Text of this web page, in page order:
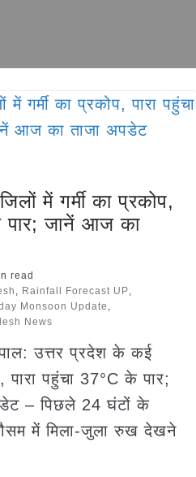
में गर्मी का प्रकोप,
पार; जानें आज का
read
, Rainfall Forecast UP,
Monsoon Update ,
News
उत्तर प्रदेश के कई
पारा पहुंचा 37°C के पार;
– पिछले 24 घंटों के
में मिला-जुला रुख देखने